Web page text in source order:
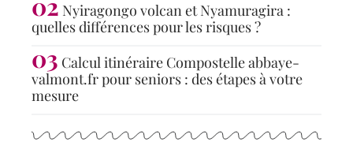
Nyiragongo volcan et Nyamuragira :
quelles différences pour les risques ?
Calcul itinéraire Compostelle abbaye-
valmont.fr pour seniors : des étapes à votre
mesure